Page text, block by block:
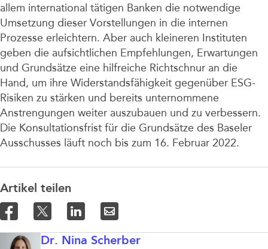
allem international tätigen Banken die notwendige
Umsetzung dieser Vorstellungen in die internen
Prozesse erleichtern. Aber auch kleineren Instituten
geben die aufsichtlichen Empfehlungen, Erwartungen
und Grundsätze eine hilfreiche Richtschnur an die
Hand, um ihre Widerstandsfähigkeit gegenüber ESG-
Risiken zu stärken und bereits unternommene
Anstrengungen weiter auszubauen und zu verbessern.
Die Konsultationsfrist für die Grundsätze des Baseler
Ausschusses läuft noch bis zum 16. Februar 2022.
Artikel teilen
Dr. Nina Scherber